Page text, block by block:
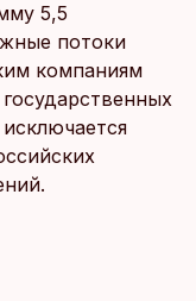
5,5
потоки
компаниям